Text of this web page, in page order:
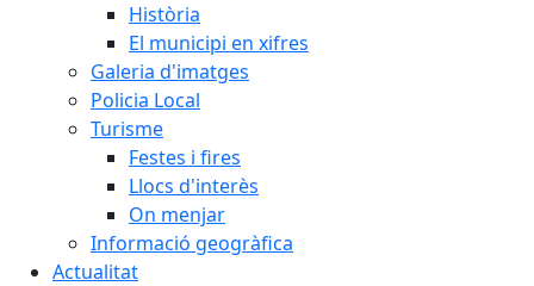
Història
El municipi en xifres
Galeria d'imatges
Policia Local
Turisme
Festes i fires
Llocs d'interès
On menjar
Informació geogràfica
Actualitat